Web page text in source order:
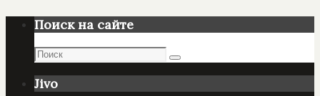
Поиск на сайте
Поиск
Поиск
Jivo